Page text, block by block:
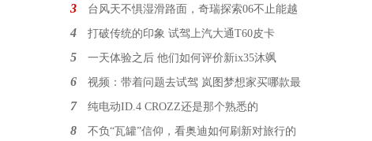
3 台风天不惧湿滑路面，奇瑞探索06不止能越
4 打破传统的印象 试驾上汽大通T60皮卡
5 一天体验之后 他们如何评价新ix35沐飒
6 视频：带着问题去试驾 岚图梦想家买哪款最
7 纯电动ID.4 CROZZ还是那个熟悉的
8 不负“瓦罐”信仰，看奥迪如何刷新对旅行的